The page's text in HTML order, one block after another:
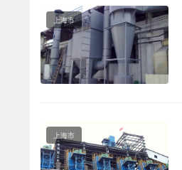
上海市
上海市